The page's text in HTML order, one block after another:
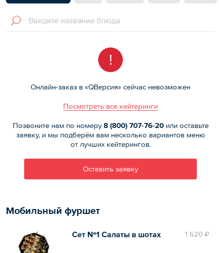
!
Онлайн-заказ в «QВерсия» сейчас невозможен
Посмотреть все кейтеринги
Позвоните нам по номеру8 (800) 707-76-20или оставьте
заявку, и мы подберём вам несколько вариантов меню
от лучших кейтерингов.
Оставить заявку
Мобильный фуршет
1 620 ₽
Сет №1 Салаты в шотах